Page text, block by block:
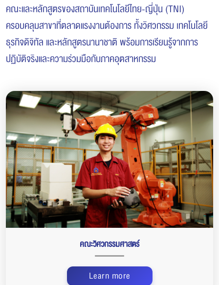
คณะและหลักสูตรของสถาบันเทคโนโลยีไทย-ญี่ปุ่น (TNI)
ครอบคลุมสาขาที่ตลาดแรงงานต้องการ ทั้งวิศวกรรม เทคโนโลยี
ธุรกิจดิจิทัล และหลักสูตรนานาชาติ พร้อมการเรียนรู้จากการ
ปฏิบัติจริงและความร่วมมือกับภาคอุตสาหกรรม
คณะวิศวกรรมศาสตร์
Learn more